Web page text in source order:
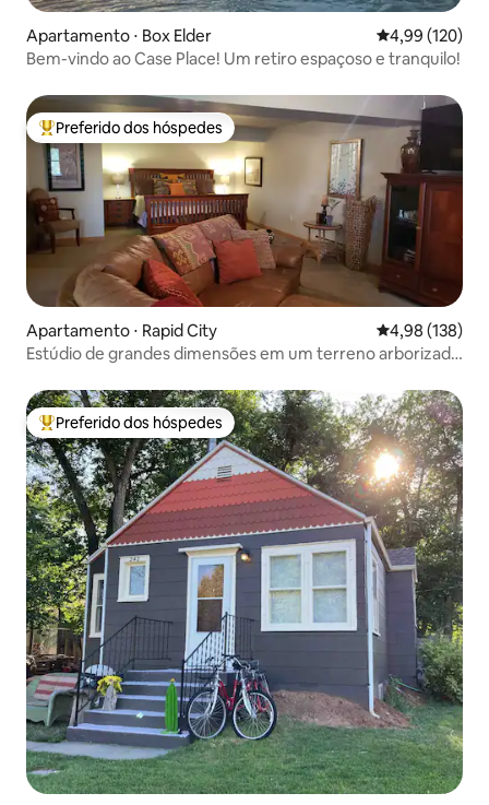
Apartamento ⋅ Box Elder 4,99 de uma
4,99 (120)
Bem-vindo ao Case Place! Um retiro espaçoso e tranquilo!
Entre os melhores preferidos dos hóspedes
Preferido dos hóspedes
Apartamento ⋅ Rapid City 4,98 de uma
4,98 (138)
Estúdio de grandes dimensões em um terreno arborizado
Entre os melhores preferidos dos hóspedes
Preferido dos hóspedes